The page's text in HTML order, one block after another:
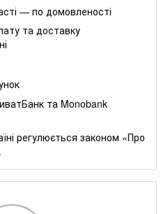
— по домовленості
та доставку
та Monobank
регулюється законом «Про
.